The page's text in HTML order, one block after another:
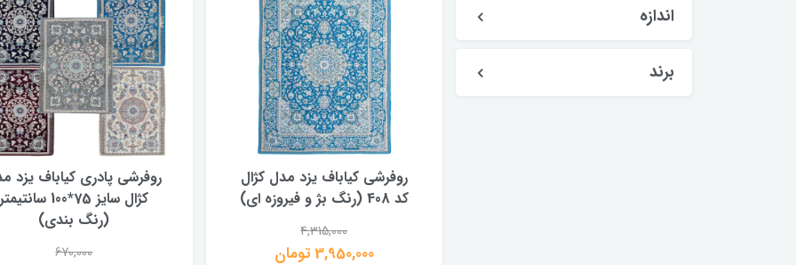
اندازه
برند
روفرشی کیاباف یزد مدل کژال
کد 408 (رنگ بژ و فیروزه ای)
4,315,000
3,950,000 تومان
روفرشی پادری کیاباف یزد
کژال سایز 75*100 سانتیمتر
(رنگ بندی)
670,000